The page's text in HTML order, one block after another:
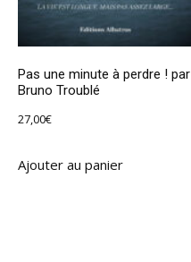
Pas une minute à perdre ! par
Bruno Troublé
27,00€
Ajouter au panier